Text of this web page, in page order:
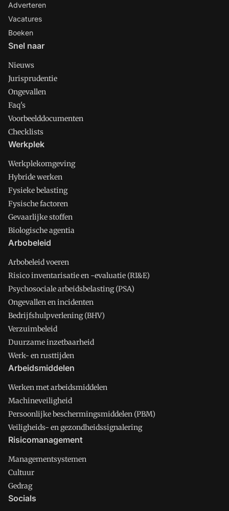
Adverteren
Vacatures
Boeken
Snel naar
Nieuws
Jurisprudentie
Ongevallen
Faq's
Voorbeelddocumenten
Checklists
Werkplek
Werkplekomgeving
Hybride werken
Fysieke belasting
Fysische factoren
Gevaarlijke stoffen
Biologische agentia
Arbobeleid
Arbobeleid voeren
Risico inventarisatie en -evaluatie (RI&E)
Psychosociale arbeidsbelasting (PSA)
Ongevallen en incidenten
Bedrijfshulpverlening (BHV)
Verzuimbeleid
Duurzame inzetbaarheid
Werk- en rusttijden
Arbeidsmiddelen
Werken met arbeidsmiddelen
Machineveiligheid
Persoonlijke beschermingsmiddelen (PBM)
Veiligheids- en gezondheidssignalering
Risicomanagement
Managementsystemen
Cultuur
Gedrag
Socials